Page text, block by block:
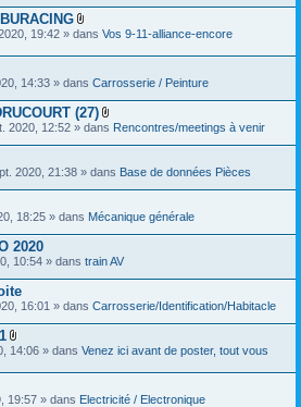
i
n
t
s
c
)
o
i
t
s
F
c
i
r
(
s
)
o
i
s
19:42 » dans Vos 9-11-alliance-encore
14:33 » dans Carrosserie / Peinture
(27)
F
c
i
e
(
o
i
t
)
2020, 12:52 » dans Rencontres/meetings à venir
2020, 21:38 » dans Base de données Pièces
18:25 » dans Mécanique générale
2020
10:54 » dans train AV
16:01 » dans Carrosserie/Identification/Habitacle
F
c
i
14:06 » dans Venez ici avant de poster, tout vous
19:57 » dans Electricité / Electronique